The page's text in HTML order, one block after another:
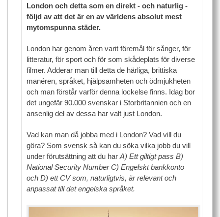
London och detta som en direkt - och naturlig -
följd av att det är en av världens absolut mest
mytomspunna städer.
London har genom åren varit föremål för sånger, för
litteratur, för sport och för som skådeplats för diverse
filmer. Adderar man till detta de härliga, brittiska
manéren, språket, hjälpsamheten och ödmjukheten
och man förstår varför denna lockelse finns. Idag bor
det ungefär 90.000 svenskar i Storbritannien och en
ansenlig del av dessa har valt just London.
Vad kan man då jobba med i London? Vad vill du
göra? Som svensk så kan du söka vilka jobb du vill
under förutsättning att du harA) Ett giltigt pass B)
National Security Number C) Engelskt bankkonto
och D) ett CV som, naturligtvis, är relevant och
anpassat till det engelska språket.